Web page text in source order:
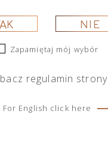
Ciasteczka
NIE
Zapamiętaj mój wybór
regulamin strony
For English click here